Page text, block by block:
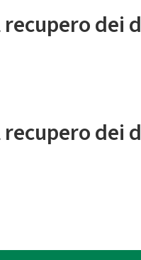
dei
dei